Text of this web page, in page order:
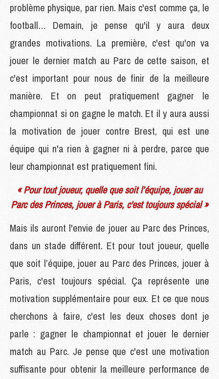
problème physique, par rien. Mais c'est comme ça, le
football… Demain, je pense qu'il y aura deux
grandes motivations. La première, c'est qu'on va
jouer le dernier match au Parc de cette saison, et
c'est important pour nous de finir de la meilleure
manière. Et on peut pratiquement gagner le
championnat si on gagne le match. Et il y aura aussi
la motivation de jouer contre Brest, qui est une
équipe qui n'a rien à gagner ni à perdre, parce que
leur championnat est pratiquement fini.
« Pour tout joueur, quelle que soit l’équipe, jouer au
Parc des Princes, jouer à Paris, c'est toujours spécial »
Mais ils auront l'envie de jouer au Parc des Princes,
dans un stade différent. Et pour tout joueur, quelle
que soit l’équipe, jouer au Parc des Princes, jouer à
Paris, c'est toujours spécial. Ça représente une
motivation supplémentaire pour eux. Et ce que nous
cherchons à faire, c'est les deux choses dont je
parle : gagner le championnat et jouer le dernier
match au Parc. Je pense que c'est une motivation
suffisante pour obtenir la meilleure performance de